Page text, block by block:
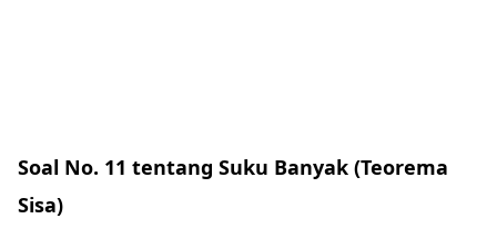
Soal No. 11 tentang Suku Banyak (Teorema
Sisa)